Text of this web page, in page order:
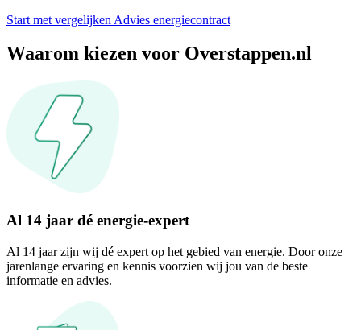
Start met vergelijken Advies energiecontract
Waarom kiezen voor Overstappen.nl
Al 14 jaar dé energie-expert
Al 14 jaar zijn wij dé expert op het gebied van energie. Door onze
jarenlange ervaring en kennis voorzien wij jou van de beste
informatie en advies.